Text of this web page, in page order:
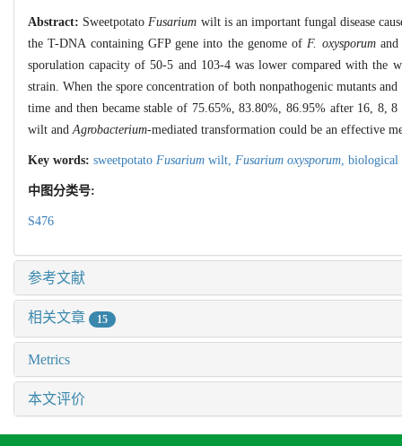
Abstract: SweetpotatoFusarium wilt is an important fungal disease
the T-DNA containing GFP gene into the genome ofF. oxysporumand
sporulation capacity of 50-5 and 103-4 was lower compared with the
strain. When the spore concentration of both nonpathogenic mutants
time and then became stable of 75.65%, 83.80%, 86.95% after 16, 8,
wilt andAgrobacterium-mediated transformation could be an effective
Key words: sweetpotato Fusarium wilt, Fusarium oxysporum,
中图分类号:
S476
参考文献
相关文章 15
Metrics
本文评价